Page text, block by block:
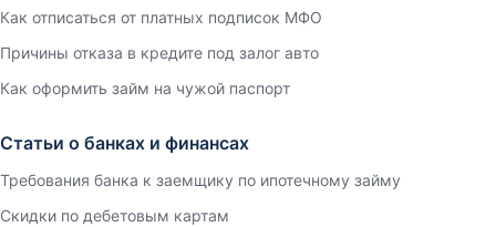
Как отписаться от платных подписок МФО
Причины отказа в кредите под залог авто
Как оформить займ на чужой паспорт
Статьи о банках и финансах
Требования банка к заемщику по ипотечному займу
Скидки по дебетовым картам